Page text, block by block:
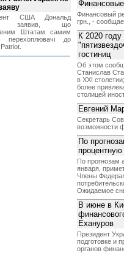
Финансовый
грн., -
К 2020
гостиниц
Об этом
Станислав
в ХХI
более
столицей
Евгений
Секретарь
возможности
По
процентную
По прогнозам
января,
Члены
Ожидаемое
В июне в
Ехануров
Президент
подготовке и
органов
США Дональд
заявив, що
Штатам самим
перехоплювачі до